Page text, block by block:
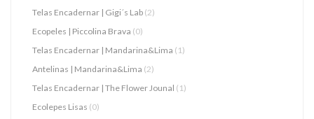
Telas Encadernar | Gigi´s Lab (2)
Ecopeles | Piccolina Brava (0)
Telas Encadernar | Mandarina&Lima (1)
Antelinas | Mandarina&Lima (2)
Telas Encadernar | The Flower Jounal (1)
Ecolepes Lisas (0)